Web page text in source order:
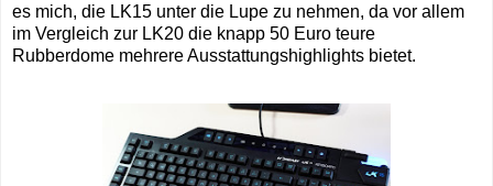
es mich, die LK15 unter die Lupe zu nehmen, da vor allem
im Vergleich zur LK20 die knapp 50 Euro teure
Rubberdome mehrere Ausstattungshighlights bietet.